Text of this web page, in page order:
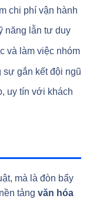
chi phí vận hành
năng lẫn tư duy
và làm việc nhóm
sự gắn kết đội ngũ
uy tín với khách
mà là đòn bẩy
tảng văn hóa